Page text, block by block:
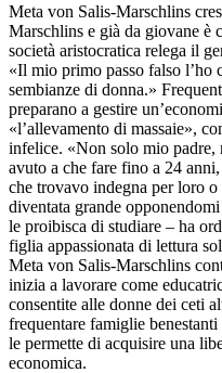
Meta von Salis-Marschlins
Marschlins e già da giovane è
società aristocratica relega il
«Il mio primo passo falso l’ho
sembianze di donna.»
preparano a gestire
«l’allevamento di massaie»,
infelice. «Non solo mio
avuto a che fare fino a 24
che trovavo indegna per loro
diventata grande
le proibisca di studiare – ha
figlia appassionata di lettura
Meta von Salis-Marschlins
inizia a lavorare come
consentite alle donne dei ceti
frequentare famiglie
le permette di acquisire una
economica.